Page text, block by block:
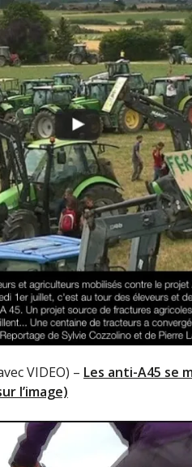
VIDEO) – Les anti-A45 se
l’image)